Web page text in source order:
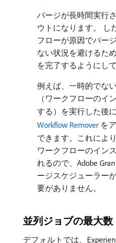
パージが長時間実行
ウトになります。 し
フローが原因でパー
ない状況を避けるた
を完了するようにし
例えば、一時的でな
（ワークフローのイ
する）を実行した後に
Workflow Remover を
できます。これによ
ワークフローのイン
れるので、Adobe
ージスケジューラー
要がありません。
並列ジョブの最大数
デフォルトでは、